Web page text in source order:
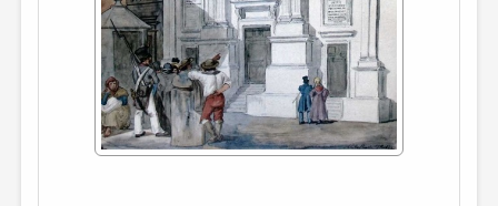
ПЕРЕВОДЫ
КОНКУРСЫ
ДЕТСКАЯ КОМНАТА
КНИЖНАЯ ПОЛКА
ОБЗОР ЛИТЕРАТУРЫ